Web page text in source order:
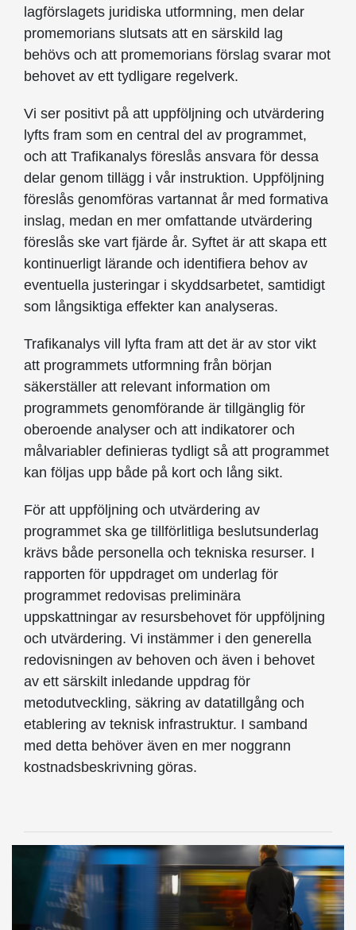
lagförslagets juridiska utformning, men delar
promemorians slutsats att en särskild lag
behövs och att promemorians förslag svarar mot
behovet av ett tydligare regelverk.
Vi ser positivt på att uppföljning och utvärdering
lyfts fram som en central del av programmet,
och att Trafikanalys föreslås ansvara för dessa
delar genom tillägg i vår instruktion. Uppföljning
föreslås genomföras vartannat år med formativa
inslag, medan en mer omfattande utvärdering
föreslås ske vart fjärde år. Syftet är att skapa ett
kontinuerligt lärande och identifiera behov av
eventuella justeringar i skyddsarbetet, samtidigt
som långsiktiga effekter kan analyseras.
Trafikanalys vill lyfta fram att det är av stor vikt
att programmets utformning från början
säkerställer att relevant information om
programmets genomförande är tillgänglig för
oberoende analyser och att indikatorer och
målvariabler definieras tydligt så att programmet
kan följas upp både på kort och lång sikt.
För att uppföljning och utvärdering av
programmet ska ge tillförlitliga beslutsunderlag
krävs både personella och tekniska resurser. I
rapporten för uppdraget om underlag för
programmet redovisas preliminära
uppskattningar av resursbehovet för uppföljning
och utvärdering. Vi instämmer i den generella
redovisningen av behoven och även i behovet
av ett särskilt inledande uppdrag för
metodutveckling, säkring av datatillgång och
etablering av teknisk infrastruktur. I samband
med detta behöver även en mer noggrann
kostnadsbeskrivning göras.